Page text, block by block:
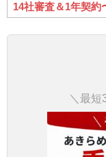
14社審査＆1年契約
＼最短